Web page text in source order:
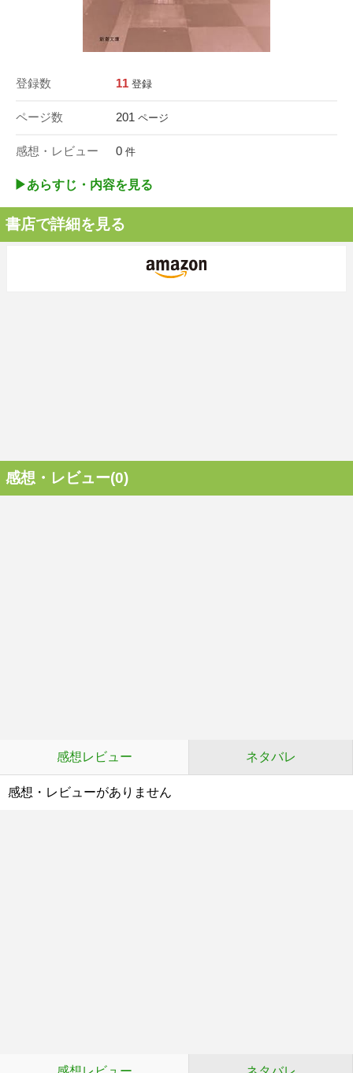
登録数 11 登録
ページ数 201 ページ
感想・レビュー 0 件
▶︎あらすじ・内容を見る
書店で詳細を見る
感想・レビュー(0)
感想レビュー ネタバレ
感想・レビューがありません